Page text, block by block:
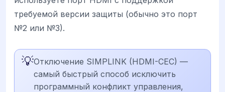
требуемой версии защиты (обычно это порт
№2 или №3).
💡Отключение SIMPLINK (HDMI-CEC) —
самый быстрый способ исключить
программный конфликт управления,